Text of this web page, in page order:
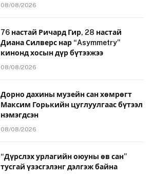
08/08/2026
76 настай Ричард Гир, 28 настай
Диана Силверс нар “Asymmetry”
кинонд хосын дүр бүтээжээ
08/08/2026
Дорно дахины музейн сан хөмрөгт
Максим Горькийн цуглуулгаас бүтээл
нэмэгдсэн
08/08/2026
“Дүрслэх урлагийн оюуны өв сан”
тусгай үзэсгэлэнг дэлгэж байна